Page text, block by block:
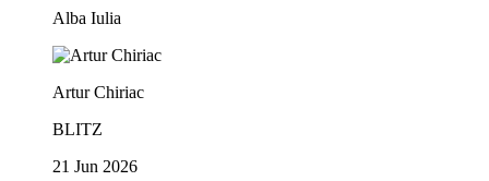
Alba Iulia
Artur Chiriac
BLITZ
21 Jun 2026